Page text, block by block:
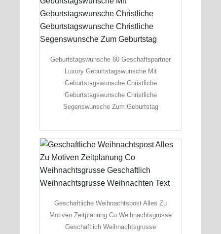
Geburtstagswunsche 60 Geschaftspartner
Luxury Geburtstagswunsche Mit
Geburtstagswunsche Christliche
Geburtstagswunsche Christliche
Segenswunsche Zum Geburtstag
Geschaftliche Weihnachtspost Alles Zu
Motiven Zeitplanung Co Weihnachtsgrusse
Geschaftlich Weihnachtsgrusse